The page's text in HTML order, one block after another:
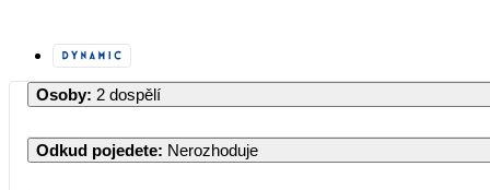
Osoby: 2 dospělí
Odkud pojedete: Nerozhoduje